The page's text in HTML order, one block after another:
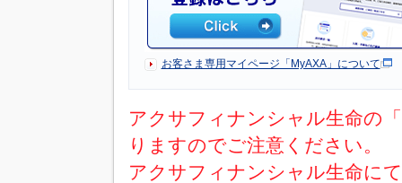
お客さま専用マイページ「MyAXA」について
アクサフィナンシャル生命の
りますのでご注意ください。
アクサフィナンシャル生命に